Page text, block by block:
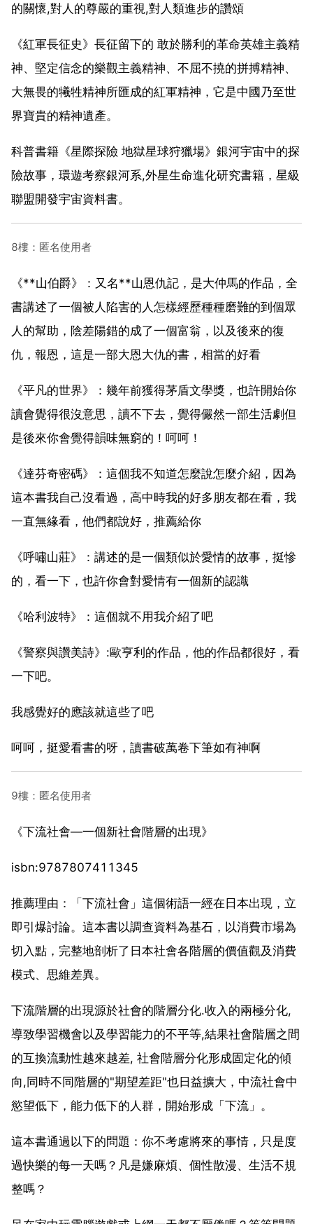
的關懷,對人的尊嚴的重視,對人類進步的讚頌
《紅軍長征史》長征留下的 敢於勝利的革命英雄主義精
神、堅定信念的樂觀主義精神、不屈不撓的拼搏精神、
大無畏的犧牲精神所匯成的紅軍精神，它是中國乃至世
界寶貴的精神遺產。
科普書籍《星際探險 地獄星球狩獵場》銀河宇宙中的探
險故事，環遊考察銀河系,外星生命進化研究書籍，星級
聯盟開發宇宙資料書。
8樓：匿名使用者
《**山伯爵》：又名**山恩仇記，是大仲馬的作品，全
書講述了一個被人陷害的人怎樣經歷種種磨難的到個眾
人的幫助，陰差陽錯的成了一個富翁，以及後來的復
仇，報恩，這是一部大恩大仇的書，相當的好看
《平凡的世界》：幾年前獲得茅盾文學獎，也許開始你
讀會覺得很沒意思，讀不下去，覺得儼然一部生活劇但
是後來你會覺得韻味無窮的！呵呵！
《達芬奇密碼》：這個我不知道怎麼說怎麼介紹，因為
這本書我自己沒看過，高中時我的好多朋友都在看，我
一直無緣看，他們都說好，推薦給你
《呼嘯山莊》：講述的是一個類似於愛情的故事，挺慘
的，看一下，也許你會對愛情有一個新的認識
《哈利波特》：這個就不用我介紹了吧
《警察與讚美詩》:歐亨利的作品，他的作品都很好，看
一下吧。
我感覺好的應該就這些了吧
呵呵，挺愛看書的呀，讀書破萬卷下筆如有神啊
9樓：匿名使用者
《下流社會—一個新社會階層的出現》
isbn:9787807411345
推薦理由：「下流社會」這個術語一經在日本出現，立
即引爆討論。這本書以調查資料為基石，以消費市場為
切入點，完整地剖析了日本社會各階層的價值觀及消費
模式、思維差異。
下流階層的出現源於社會的階層分化.收入的兩極分化,
導致學習機會以及學習能力的不平等,結果社會階層之間
的互換流動性越來越差, 社會階層分化形成固定化的傾
向,同時不同階層的"期望差距"也日益擴大，中流社會中
慾望低下，能力低下的人群，開始形成「下流」。
這本書通過以下的問題：你不考慮將來的事情，只是度
過快樂的每一天嗎？凡是嫌麻煩、個性散漫、生活不規
整嗎？